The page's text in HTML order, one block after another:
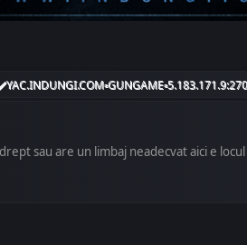
sau are un limbaj neadecvat aici e